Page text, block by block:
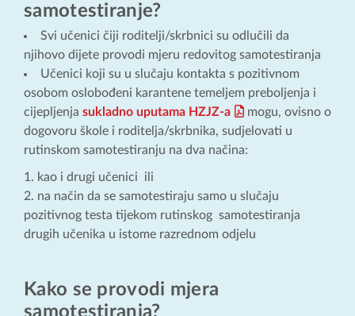
samotestiranje?
Svi učenici čiji roditelji/skrbnici su odlučili da
njihovo dijete provodi mjeru redovitog samotestiranja
Učenici koji su u slučaju kontakta s pozitivnom
osobom oslobođeni karantene temeljem preboljenja i
cijepljenja sukladno uputama HZJZ-a
mogu, ovisno o
dogovoru škole i roditelja/skrbnika, sudjelovati u
rutinskom samotestiranju na dva načina:
kao i drugi učenici ili
na način da se samotestiraju samo u slučaju
pozitivnog testa tijekom rutinskog samotestiranja
drugih učenika u istome razrednom odjelu
Kako se provodi mjera